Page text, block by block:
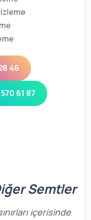
46
61 87
Semtler
içerisinde